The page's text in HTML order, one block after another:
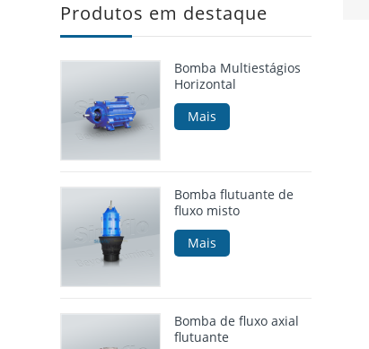
Produtos em destaque
Bomba Multiestágios
Horizontal
Mais
Bomba flutuante de
fluxo misto
Mais
Bomba de fluxo axial
flutuante